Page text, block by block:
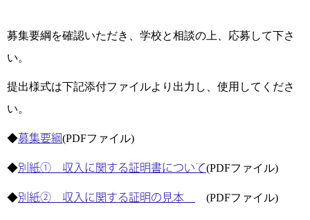
募集要綱を確認いただき、学校と相談の上、応募して下さ
い。
提出様式は下記添付ファイルより出力し、使用してくださ
い。
◆募集要綱(PDFファイル)
◆別紙① 収入に関する証明書について(PDFファイル)
◆別紙② 収入に関する証明の見本 (PDFファイル)